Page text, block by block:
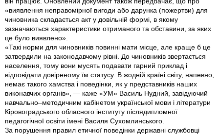
«виявлення неправомірної вигоди або дарунка (пожертви) для
чиновника складається акт у довільній формі, в якому
зазначаються характеристики отриманого та обставини, за яких
це було виявлено».
«Такі норми для чиновників повинні мати місце, але краще б це
затвердили на законодавчому рівні. До чиновників звертається
населення, тому вони мусять подавати гарний приклад і
відповідати довіреному їм статусу. В жодній країні світу, напевно,
немає такого хамства і поведінки, як у представників наших
виконавчих органів», — каже «УМ» Василь Нудний, завідуючий
навчально–методичним кабінетом української мови і літератури
Кіровоградського обласного інституту післядипломної
педагогічної освіти імені Василя Сухомлинського.
За порушення правил етичної поведінки державні службовці